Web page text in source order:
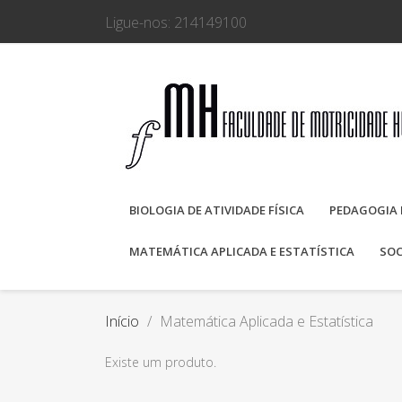
Ligue-nos: 214149100
BIOLOGIA DE ATIVIDADE FÍSICA PEDAGOGIA
MATEMÁTICA APLICADA E ESTATÍSTICA
Início Matemática Aplicada e Estatística
Existe um produto.